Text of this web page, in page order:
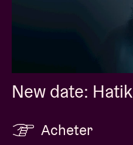
New date: Hatik
Acheter